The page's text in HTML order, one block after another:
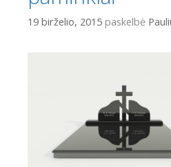
19 birželio, 2015 paskelbė